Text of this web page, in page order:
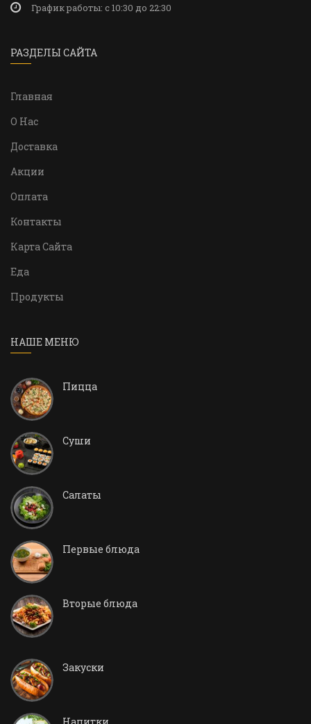
График работы: c 10:30 до 22:30
РАЗДЕЛЫ САЙТА
Главная
О Нас
Доставка
Акции
Оплата
Контакты
Карта Сайта
Еда
Продукты
НАШЕ МЕНЮ
Пицца
Суши
Салаты
Первые блюда
Вторые блюда
Закуски